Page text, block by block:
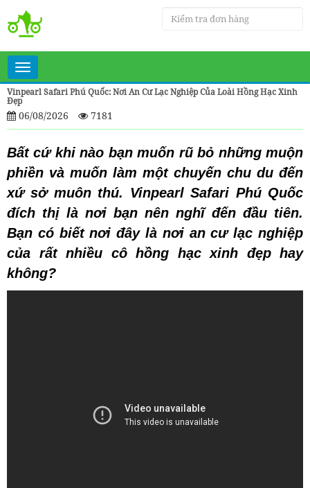
Toggle
navigation
Vinpearl Safari Phú Quốc: Nơi An Cư Lạc Nghiệp Của Loài Hồng Hạc Xinh
Đẹp
06/08/2026 7181
Bất cứ khi nào bạn muốn rũ bỏ những muộn
phiền và muốn làm một chuyến chu du đến
xứ sở muôn thú. Vinpearl Safari Phú Quốc
đích thị là nơi bạn nên nghĩ đến đầu tiên.
Bạn có biết nơi đây là nơi an cư lạc nghiệp
của rất nhiều cô hồng hạc xinh đẹp hay
không?